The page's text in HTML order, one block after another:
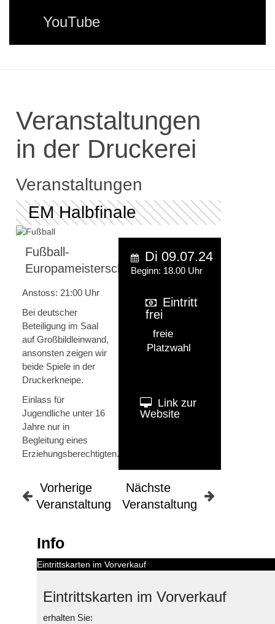
YouTube
Veranstaltungen
in der Druckerei
Veranstaltungen
EM Halbfinale
Fußball-
Europameisterschaft
Anstoss: 21:00 Uhr
Bei deutscher
Beteiligung im Saal
auf Großbildleinwand,
ansonsten zeigen wir
beide Spiele in der
Druckerkneipe.
Einlass für
Jugendliche unter 16
Jahre nur in
Begleitung eines
Erziehungsberechtigten.
Di 09.07.24
Beginn: 18.00 Uhr
Eintritt
frei
freie
Platzwahl
Link zur
Website
Vorherige
Veranstaltung
Nächste
Veranstaltung
Info
Eintrittskarten im Vorverkauf
Eintrittskarten im Vorverkauf
erhalten Sie: